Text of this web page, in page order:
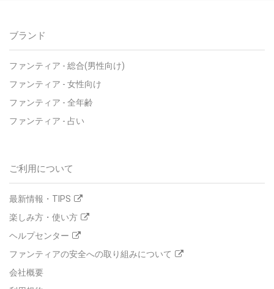
ブランド
ファンティア - 総合(男性向け)
ファンティア - 女性向け
ファンティア - 全年齢
ファンティア - 占い
ご利用について
最新情報・TIPS
楽しみ方・使い方
ヘルプセンター
ファンティアの安全への取り組みについて
会社概要